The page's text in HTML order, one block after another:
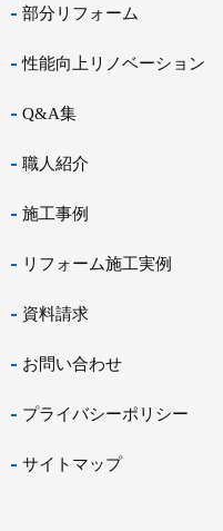
部分リフォーム
性能向上リノベーション
Q&A集
職人紹介
施工事例
リフォーム施工実例
資料請求
お問い合わせ
プライバシーポリシー
サイトマップ